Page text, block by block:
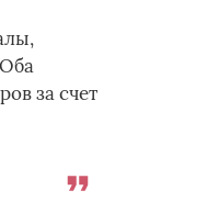
за счет